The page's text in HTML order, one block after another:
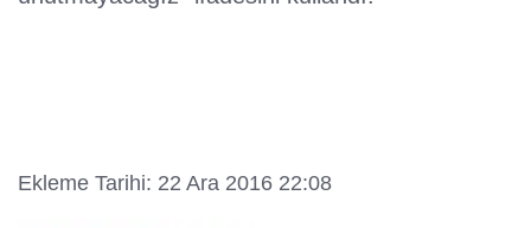
Ekleme Tarihi: 22 Ara 2016 22:08